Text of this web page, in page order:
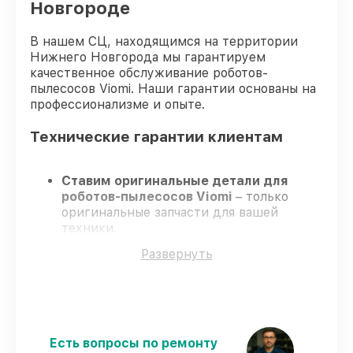
Новгороде
В нашем СЦ, находящимся на территории
Нижнего Новгорода мы гарантируем
качественное обслуживание роботов-
пылесосов Viomi. Наши гарантии основаны на
профессионализме и опыте.
Технические гарантии клиентам
Ставим оригинальные детали для
роботов-пылесосов Viomi – только
оригинальные запчасти для вашей
техники.
проходят серьезную проверку знаний и
роботов-пылесосов Viomi без
Развернуть
Есть вопросы по ремонту